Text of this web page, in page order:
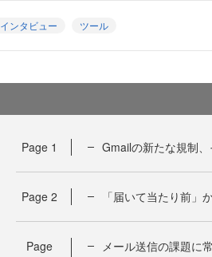
インタビュー ツール
Page 1 Gmailの新たな規制
Page 2 「届いて当たり前」
Page メール送信の課題に